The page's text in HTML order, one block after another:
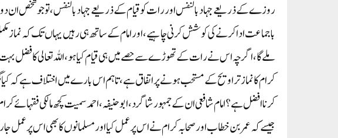
روزے کے ذریعے جہاد بالنفس اور رات کو قیام کے ذریعے جہاد بالنفس، تو جو شخص ان
با جماعت اداکرنے کی کوشش کرنی چاہیے، اور امام کے ساتھ ہی رہیں یہاں تک کہ نماز
ملے گا، اگرچہ اس نے رات کے تھوڑے سے حصے میں ہی قیام کیا ہو، اللہ تعالی کا فضل
کرام کا نماز تراویح کے مستحب ہونے پر اتفاق ہے، تاہم اس بارے میں اختلاف ہے کہ کیا
کرنا افضل ہے؟ امام شافعی ان کے جمہور شاگرد، ابو حنیفہ، احمد سمیت کچھ مالکی
جیسے کہ عمر بن خطاب اور صحابہ کرام نے اس پر عمل کیا اور مسلمانوں کا بھی اس پر عمل